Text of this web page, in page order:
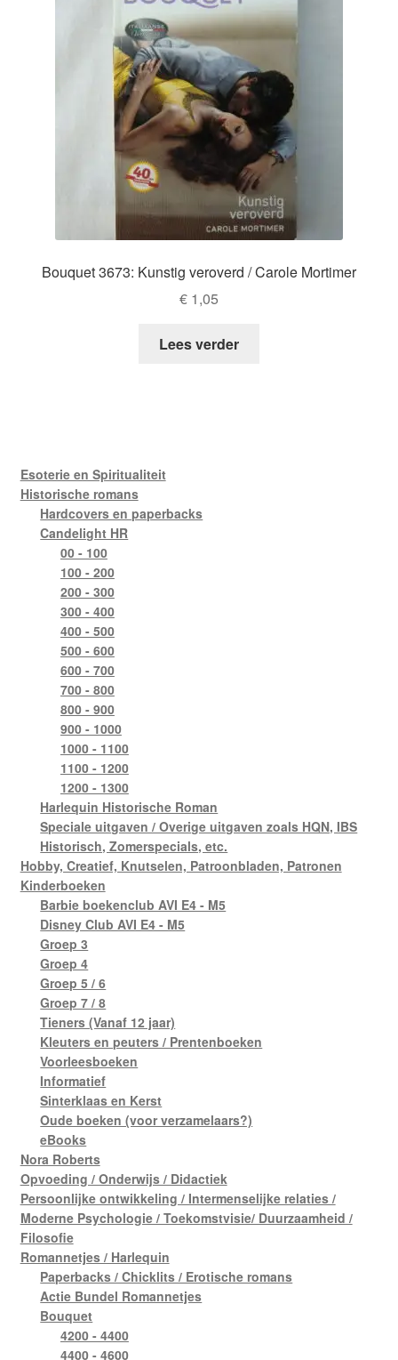
Bouquet 3673: Kunstig veroverd / Carole Mortimer
€ 1,05
Lees verder
Esoterie en Spiritualiteit
Historische romans
Hardcovers en paperbacks
Candelight HR
00 - 100
100 - 200
200 - 300
300 - 400
400 - 500
500 - 600
600 - 700
700 - 800
800 - 900
900 - 1000
1000 - 1100
1100 - 1200
1200 - 1300
Harlequin Historische Roman
Speciale uitgaven / Overige uitgaven zoals HQN, IBS
Historisch, Zomerspecials, etc.
Hobby, Creatief, Knutselen, Patroonbladen, Patronen
Kinderboeken
Barbie boekenclub AVI E4 - M5
Disney Club AVI E4 - M5
Groep 3
Groep 4
Groep 5 / 6
Groep 7 / 8
Tieners (Vanaf 12 jaar)
Kleuters en peuters / Prentenboeken
Voorleesboeken
Informatief
Sinterklaas en Kerst
Oude boeken (voor verzamelaars?)
eBooks
Nora Roberts
Opvoeding / Onderwijs / Didactiek
Persoonlijke ontwikkeling / Intermenselijke relaties /
Moderne Psychologie / Toekomstvisie/ Duurzaamheid /
Filosofie
Romannetjes / Harlequin
Paperbacks / Chicklits / Erotische romans
Actie Bundel Romannetjes
Bouquet
4200 - 4400
4400 - 4600